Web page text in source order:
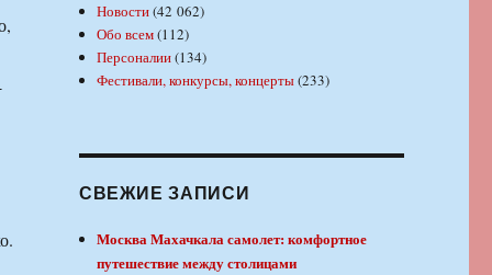
Новости(42 062)
Обо всем(112)
Персоналии(134)
Фестивали, конкурсы, концерты(233)
СВЕЖИЕ ЗАПИСИ
Москва Махачкала самолет: комфортное
путешествие между столицами